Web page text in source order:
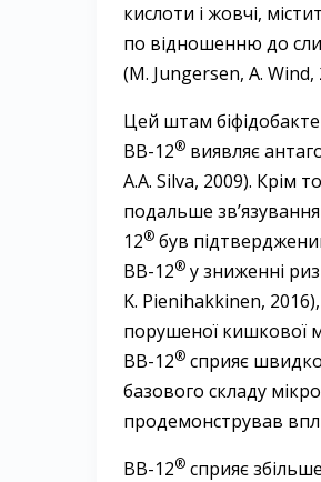
кислоти і жовчі,
по відношенню до
(M. Jungersen, A. Wind,
Цей штам
ВВ-12® виявляє
A.A. Silva, 2009). Крім
подальше
12® був
ВВ-12® у зниженні
K. Pienihаkkinen,
порушеної кишкової
ВВ-12® сприяє
базового складу
продемонстрував
BB-12® сприяє